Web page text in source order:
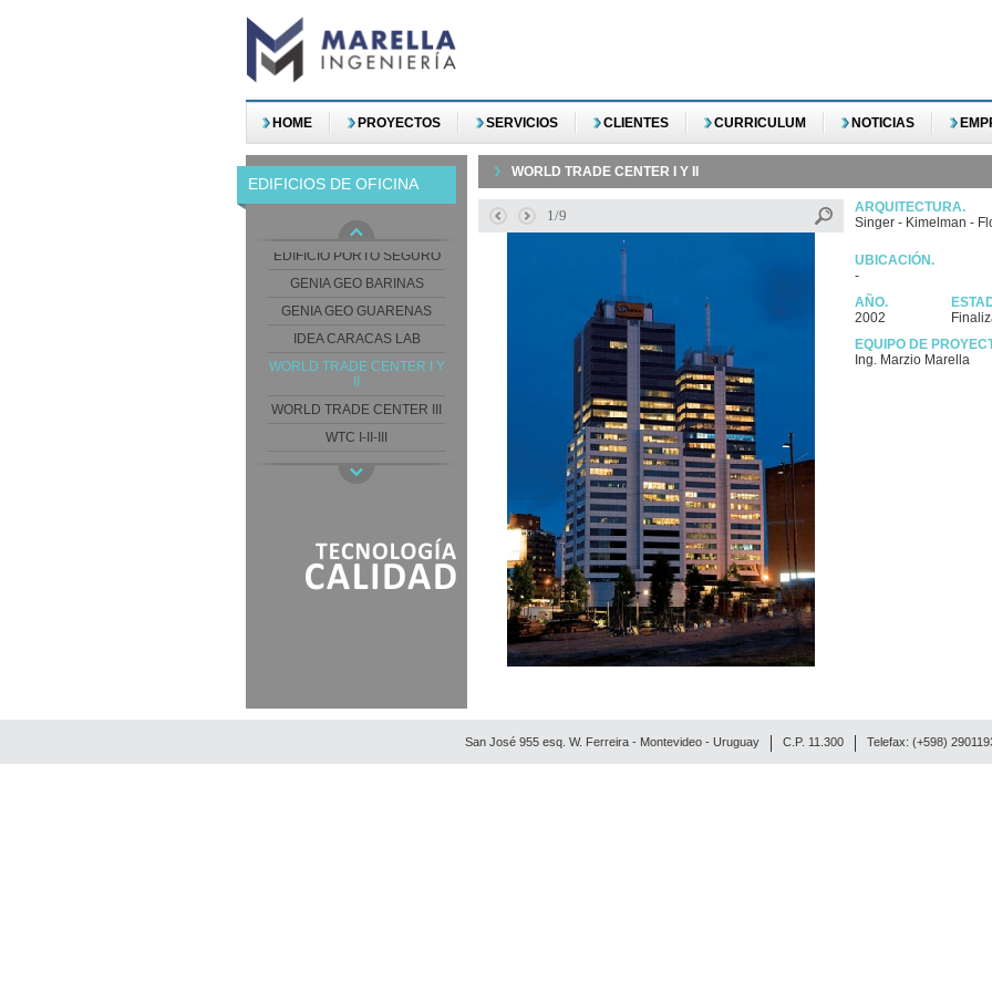
HOME PROYECTOS SERVICIOS CLIENTES CURRICULUM NOTICIAS
EDIFICIOS DE OFICINA
ART CARRASCO BUSINESS
ED. LAS AMERICAS
OFFICES
EDIFCIO CELEBRA
EDIFICIO PORTO SEGURO
GENIA GEO BARINAS
GENIA GEO GUARENAS
IDEA CARACAS LAB
WORLD TRADE CENTER I Y
WORLD TRADE CENTER III
WTC I-II-III
WORLD TRADE CENTER I Y II
1/9
ARQUITECTURA.
Singer - Kimelman -
UBICACIÓN.
-
AÑO.
2002
EQUIPO DE
Ing. Marzio Marella
Telefax: (+598)
C.P. 11.300
San José 955 esq. W. Ferreira - Montevideo - Uruguay